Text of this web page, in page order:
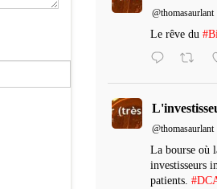
@thomasaurlant
Le rêve du
@thomasaurlant
La bourse où
investisseurs
patients.